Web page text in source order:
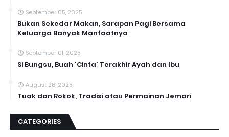
September 05, 2025
Bukan Sekedar Makan, Sarapan Pagi Bersama
Keluarga Banyak Manfaatnya
September 01, 2025
Si Bungsu, Buah 'Cinta' Terakhir Ayah dan Ibu
August 28, 2025
Tuak dan Rokok, Tradisi atau Permainan Jemari
CATEGORIES